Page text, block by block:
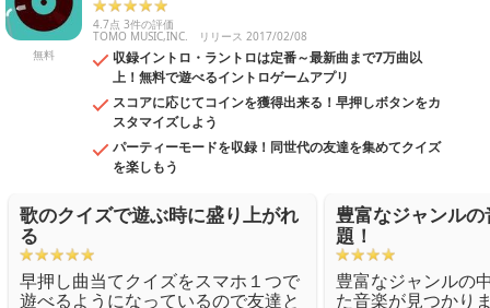
無料
4.7点 3件の評価
TOMO MUSIC,INC. リリース 2017/02/08
収録イントロ・ラントロは定番～最新曲まで7万曲以
上！無料で遊べるイントロゲームアプリ
スコアに応じてコインを獲得出来る！早押しボタンをカ
スタマイズしよう
パーティーモードを収録！同世代の友達を集めてクイズ
を楽しもう
歌のクイズで遊ぶ時に盛り上がれ
る
早押し曲当てクイズをスマホ１つで
遊べるようになっているので友達と
豊富なジャンル
題！
豊富なジャンルの
た音楽が見つかり